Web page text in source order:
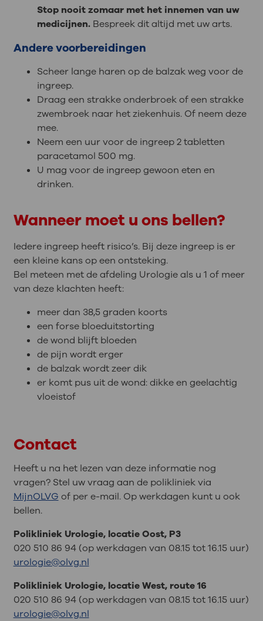
Stop nooit zomaar met het innemen van uw
medicijnen.Bespreek dit altijd met uw arts.
Andere voorbereidingen
Scheer lange haren op de balzak weg voor de
ingreep.
Draag een strakke onderbroek of een strakke
zwembroek naar het ziekenhuis. Of neem deze
mee.
Neem een uur voor de ingreep 2 tabletten
paracetamol 500 mg.
U mag voor de ingreep gewoon eten en
drinken.
Wanneer moet u ons bellen?
Iedere ingreep heeft risico’s. Bij deze ingreep is er
een kleine kans op een ontsteking.
Bel meteen met de afdeling Urologie als u 1 of meer
van deze klachten heeft:
meer dan 38,5 graden koorts
een forse bloeduitstorting
de wond blijft bloeden
de pijn wordt erger
de balzak wordt zeer dik
er komt pus uit de wond: dikke en geelachtig
vloeistof
Contact
Heeft u na het lezen van deze informatie nog
vragen? Stel uw vraag aan de polikliniek via
MijnOLVG of per e-mail. Op werkdagen kunt u ook
bellen.
Polikliniek Urologie, locatie Oost, P3
020 510 86 94 (op werkdagen van 08.15 tot 16.15 uur)
urologie@olvg.nl
Polikliniek Urologie, locatie West, route 16
020 510 86 94 (op werkdagen van 08.15 tot 16.15 uur)
urologie@olvg.nl